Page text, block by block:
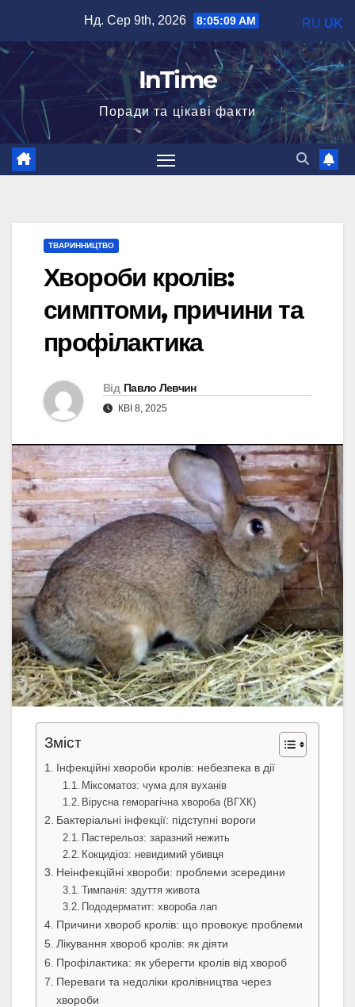
вмісту
Нд. Сер 9th, 2026 8:05:10 AM
InTime
Поради та цікаві факти
ТВАРИННИЦТВО
Хвороби кролів:
симптоми, причини та
профілактика
Від Павло Левчин
КВІ 8, 2025
Зміст
Інфекційні хвороби кролів: небезпека в дії
Міксоматоз: чума для вуханів
Вірусна геморагічна хвороба (ВГХК)
Бактеріальні інфекції: підступні вороги
Пастерельоз: заразний нежить
Кокцидіоз: невидимий убивця
Неінфекційні хвороби: проблеми зсередини
Тимпанія: здуття живота
Пододерматит: хвороба лап
Причини хвороб кролів: що провокує проблеми
Лікування хвороб кролів: як діяти
Профілактика: як уберегти кролів від хвороб
Переваги та недоліки кролівництва через
хвороби
RU UK